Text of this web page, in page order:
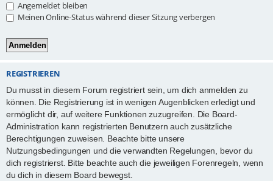
Angemeldet bleiben
Meinen Online-Status während dieser Sitzung verbergen
REGISTRIEREN
Du musst in diesem Forum registriert sein, um dich anmelden zu
können. Die Registrierung ist in wenigen Augenblicken erledigt und
ermöglicht dir, auf weitere Funktionen zuzugreifen. Die Board-
Administration kann registrierten Benutzern auch zusätzliche
Berechtigungen zuweisen. Beachte bitte unsere
Nutzungsbedingungen und die verwandten Regelungen, bevor du
dich registrierst. Bitte beachte auch die jeweiligen Forenregeln, wenn
du dich in diesem Board bewegst.